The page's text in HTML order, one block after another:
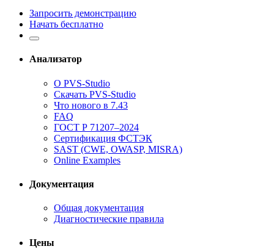
Запросить демонстрацию
Начать бесплатно
Анализатор
О PVS-Studio
Скачать PVS-Studio
Что нового в 7.43
FAQ
ГОСТ Р 71207–2024
Сертификация ФСТЭК
SAST (CWE, OWASP, MISRA)
Online Examples
Документация
Общая документация
Диагностические правила
Цены